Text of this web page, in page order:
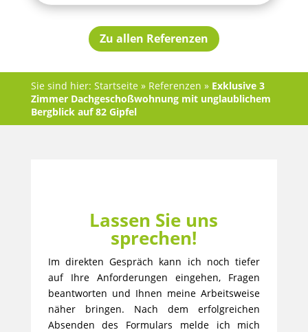
Zu allen Referenzen
Sie sind hier: Startseite» Referenzen » Exklusive 3
Zimmer Dachgeschoßwohnung mit unglaublichem
Bergblick auf 82 Gipfel
Lassen Sie uns
sprechen!
Im direkten Gespräch kann ich noch tiefer
auf Ihre Anforderungen eingehen, Fragen
beantworten und Ihnen meine Arbeitsweise
näher bringen. Nach dem erfolgreichen
Absenden des Formulars melde ich mich